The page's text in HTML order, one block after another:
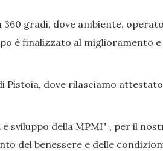
gradi, dove ambiente,
è finalizzato al miglioramento
Pistoia, dove rilasciamo
sviluppo della MPMI" , per il
del benessere e delle